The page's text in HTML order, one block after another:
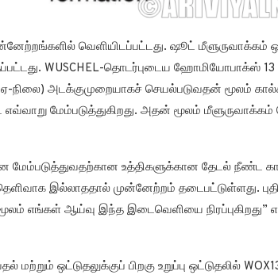
வெளியிடப்பட்டது. ஷூட் மீளுருவாக்கம்
WUSCHEL-தொடர்புடைய ஹோமியோபாக்ஸ் 13
நிலை) அடக்குமுறையாகச் செயல்படுவதன் மூலம்
எவ்வாறு மேம்படுத்துகிறது. அதன் மூலம்
மேம்படுத்துவதற்கான உத்திகளுக்கான தேடல் நீண்ட
இல்லாததால் முன்னேற்றம் தடைபட்டுள்ளது.
எங்கள் ஆய்வு இந்த இடைவெளியை
மற்றும் ஒட்டுதலுக்குப் பிறகு உறுப்பு ஒட்டுதலில்